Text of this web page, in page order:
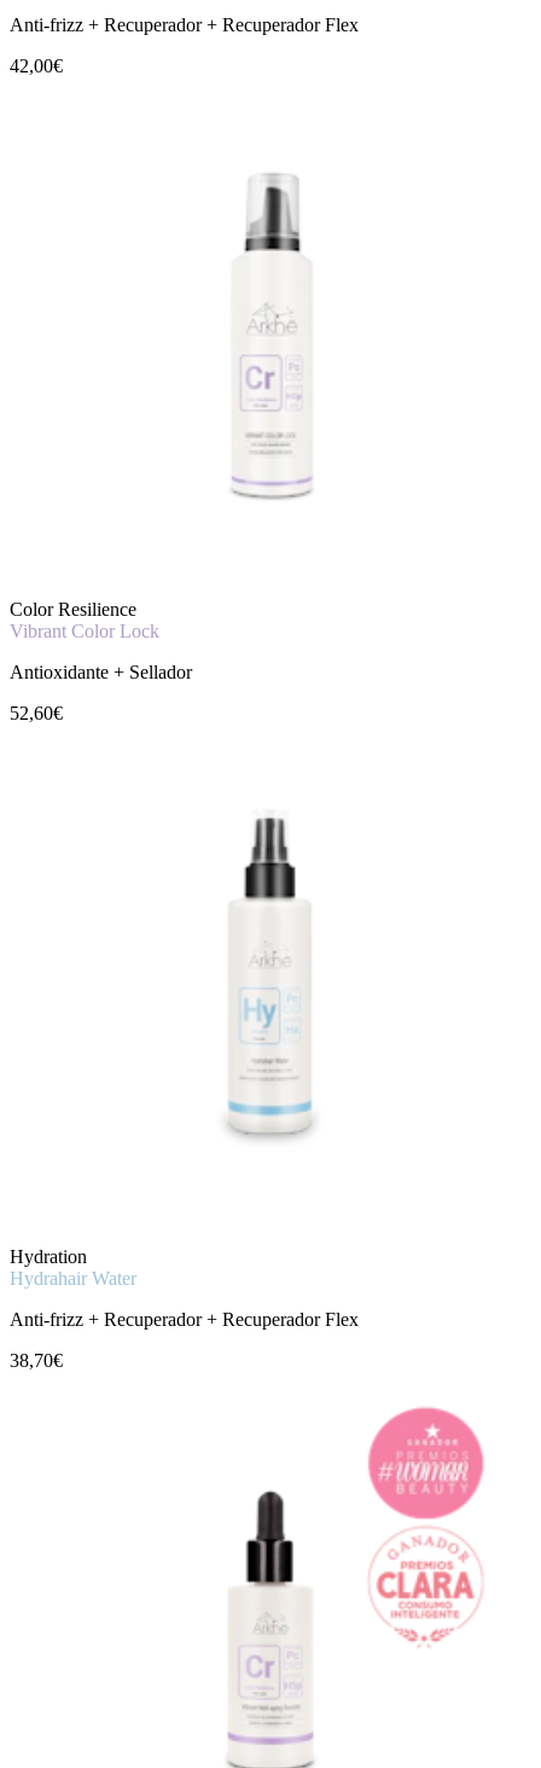
Anti-frizz + Recuperador + Recuperador Flex
42,00€
Color Resilience
Vibrant Color Lock
Antioxidante + Sellador
52,60€
Hydration
Hydrahair Water
Anti-frizz + Recuperador + Recuperador Flex
38,70€